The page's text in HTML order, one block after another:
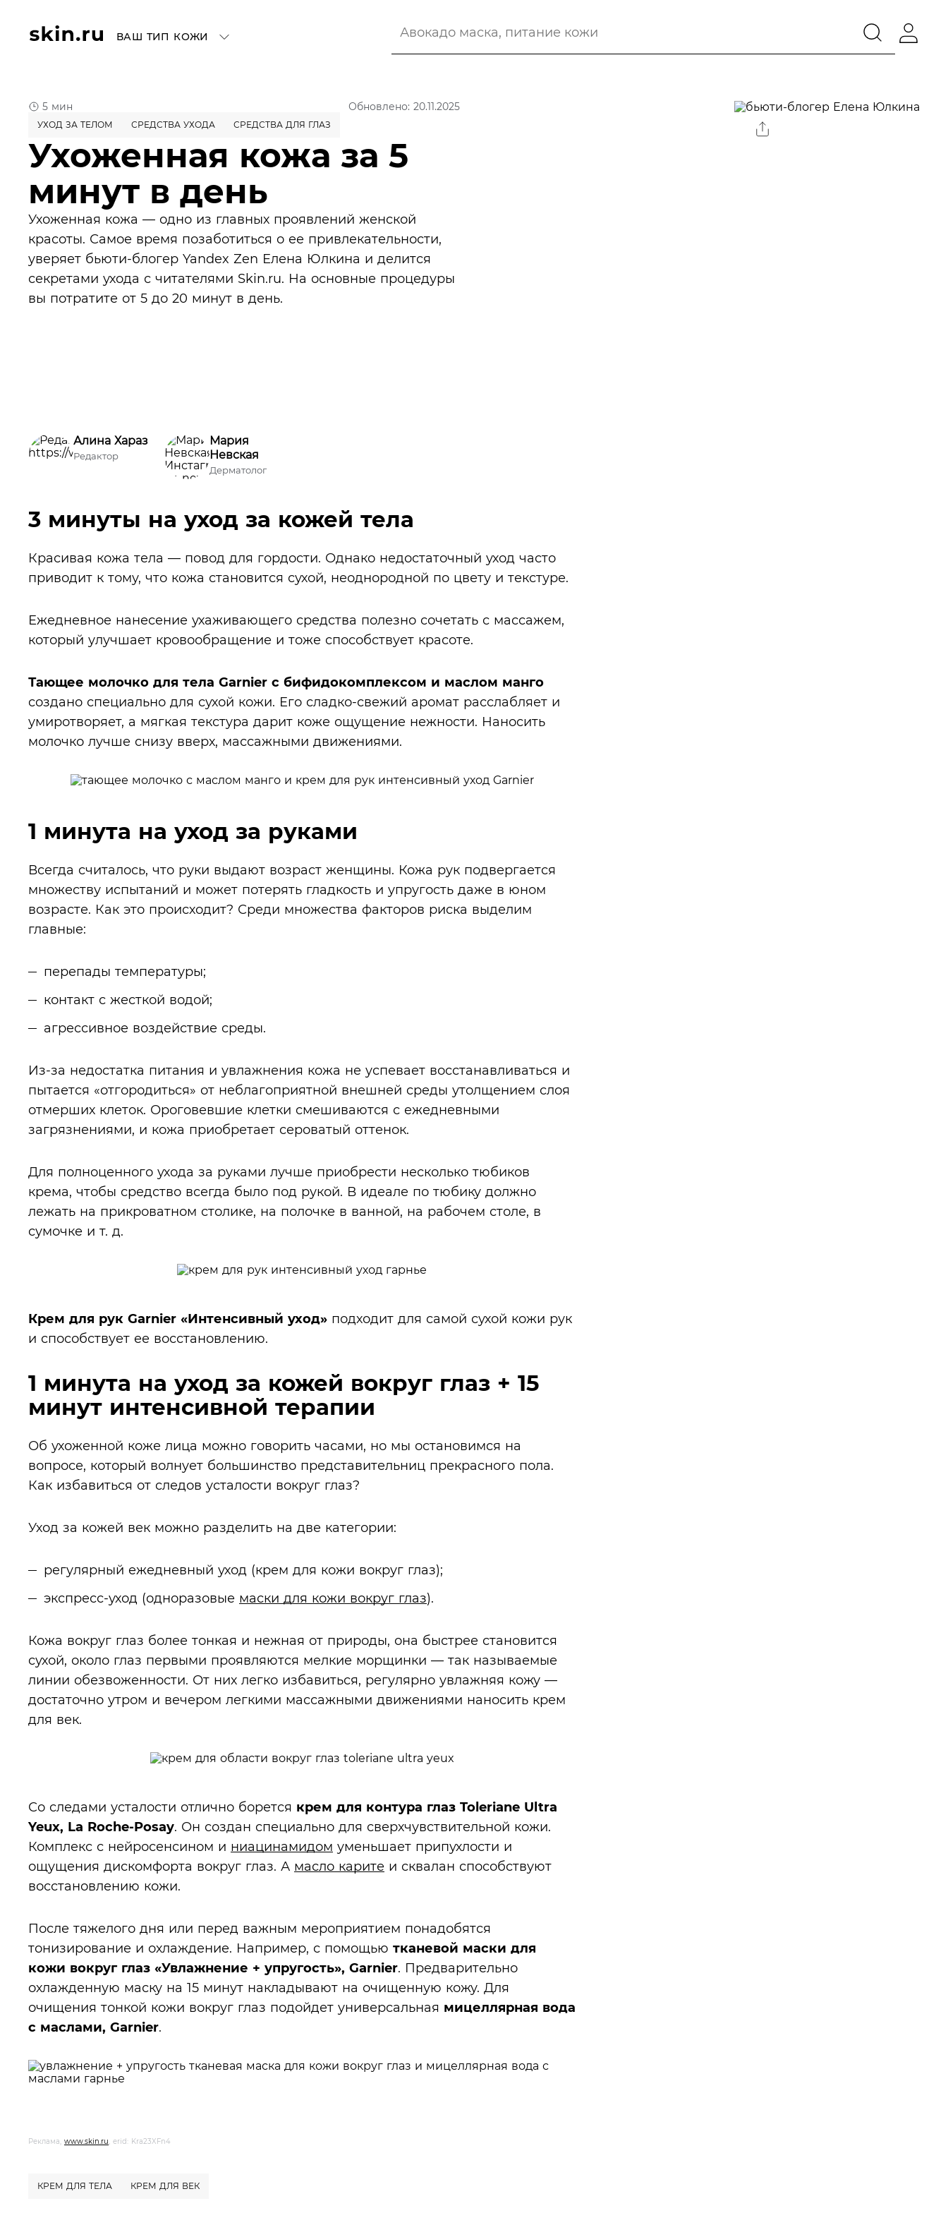
ВАШ ТИП КОЖИ
5 мин Обновлено: 20.11.2025
УХОД ЗА ТЕЛОМ СРЕДСТВА УХОДА СРЕДСТВА ДЛЯ ГЛАЗ
Ухоженная кожа за 5
минут в день
Ухоженная кожа — одно из главных проявлений женской
красоты. Самое время позаботиться о ее привлекательности,
уверяет бьюти-блогер Yandex Zen Елена Юлкина и делится
секретами ухода с читателями Skin.ru. На основные процедуры
вы потратите от 5 до 20 минут в день.
Алина Хараз
Редактор
Мария
Невская
Дерматолог
3 минуты на уход за кожей тела
Красивая кожа тела — повод для гордости. Однако недостаточный уход часто
приводит к тому, что кожа становится сухой, неоднородной по цвету и текстуре.
Ежедневное нанесение ухаживающего средства полезно сочетать с массажем,
который улучшает кровообращение и тоже способствует красоте.
Тающее молочко для тела Garnier c бифидокомплексом и маслом манго
создано специально для сухой кожи. Его сладко-свежий аромат расслабляет и
умиротворяет, а мягкая текстура дарит коже ощущение нежности. Наносить
молочко лучше снизу вверх, массажными движениями.
1 минута на уход за руками
Всегда считалось, что руки выдают возраст женщины. Кожа рук подвергается
множеству испытаний и может потерять гладкость и упругость даже в юном
возрасте. Как это происходит? Среди множества факторов риска выделим
главные:
перепады температуры;
контакт с жесткой водой;
агрессивное воздействие среды.
Из-за недостатка питания и увлажнения кожа не успевает восстанавливаться и
пытается «отгородиться» от неблагоприятной внешней среды утолщением слоя
отмерших клеток. Ороговевшие клетки смешиваются с ежедневными
загрязнениями, и кожа приобретает сероватый оттенок.
Для полноценного ухода за руками лучше приобрести несколько тюбиков
крема, чтобы средство всегда было под рукой. В идеале по тюбику должно
лежать на прикроватном столике, на полочке в ванной, на рабочем столе, в
сумочке и т. д.
Крем для рук Garnier «Интенсивный уход» подходит для самой сухой кожи рук
и способствует ее восстановлению.
1 минута на уход за кожей вокруг глаз + 15
минут интенсивной терапии
Об ухоженной коже лица можно говорить часами, но мы остановимся на
вопросе, который волнует большинство представительниц прекрасного пола.
Как избавиться от следов усталости вокруг глаз?
Уход за кожей век можно разделить на две категории:
регулярный ежедневный уход (крем для кожи вокруг глаз);
экспресс-уход (одноразовые маски для кожи вокруг глаз).
Кожа вокруг глаз более тонкая и нежная от природы, она быстрее становится
сухой, около глаз первыми проявляются мелкие морщинки — так называемые
линии обезвоженности. От них легко избавиться, регулярно увлажняя кожу —
достаточно утром и вечером легкими массажными движениями наносить крем
для век.
Со следами усталости отлично борется крем для контура глаз Toleriane Ultra
Yeux, La Roche-Posay. Он создан специально для сверхчувствительной кожи.
Комплекс с нейросенсином и ниацинамидом уменьшает припухлости и
ощущения дискомфорта вокруг глаз. А масло карите и сквалан способствуют
восстановлению кожи.
После тяжелого дня или перед важным мероприятием понадобятся
тонизирование и охлаждение. Например, с помощью тканевой маски для
кожи вокруг глаз «Увлажнение + упругость», Garnier. Предварительно
охлажденную маску на 15 минут накладывают на очищенную кожу. Для
очищения тонкой кожи вокруг глаз подойдет универсальная мицеллярная вода
с маслами, Garnier.
Реклама, www.skin.ru, erid: Kra23XFn4
КРЕМ ДЛЯ ТЕЛА КРЕМ ДЛЯ ВЕК